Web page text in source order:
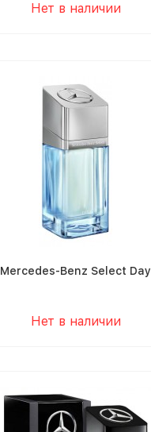
Нет в наличии
Mercedes-Benz Select Day
Нет в наличии